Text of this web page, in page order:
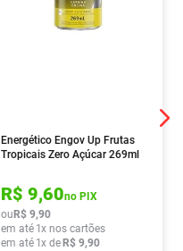
Energético Engov Up Frutas
Tropicais Zero Açúcar 269ml
R$ 9,60no PIX
ou R$ 9,90
em até 1x nos cartões
em até 1x de R$ 9,90